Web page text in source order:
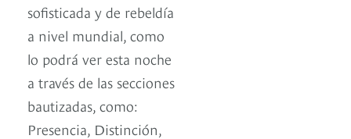
sofisticada y de rebeldía
a nivel mundial, como
lo podrá ver esta noche
a través de las secciones
bautizadas, como:
Presencia, Distinción,